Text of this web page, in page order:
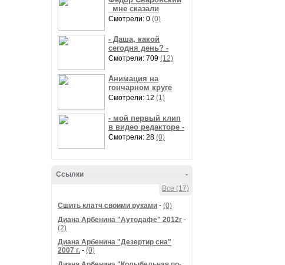
_мне сказали
Смотрели: 0 (0)
- Даша, какой
сегодня день? -
Смотрели: 709 (12)
Анимация на
гончарном круге
Смотрели: 12 (1)
- мой первый клип
в видео редакторе -
Смотрели: 28 (0)
-
Ссылки
Все (17)
Сшить клатч своими руками - (0)
Диана Арбенина "Аутодафе" 2012г -
(2)
Диана Арбенина "Дезертир сна"
2007 г. - (0)